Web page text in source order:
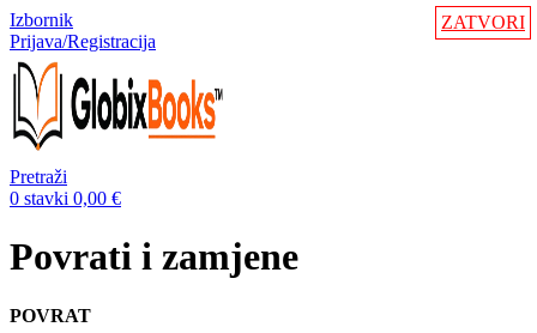
Izbornik
Prijava/Registracija
Pretraži
0 stavki 0,00 €
Povrati i zamjene
POVRAT
ZATVORI